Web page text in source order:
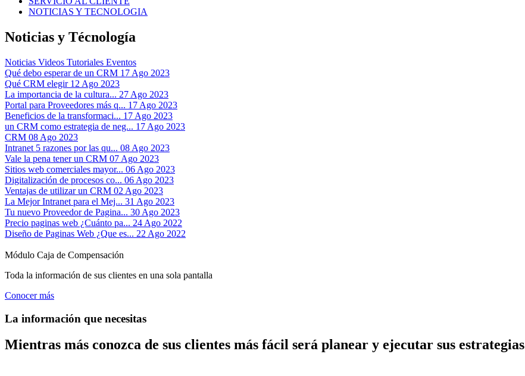
NOTICIAS Y TECNOLOGIA
Noticias y Técnología
Noticias Videos Tutoriales Eventos
Qué debo esperar de un CRM 17 Ago 2023
Qué CRM elegir 12 Ago 2023
La importancia de la cultura... 27 Ago 2023
Portal para Proveedores más q... 17 Ago 2023
Beneficios de la transformaci... 17 Ago 2023
un CRM como estrategia de neg... 17 Ago 2023
CRM 08 Ago 2023
Intranet 5 razones por las qu... 08 Ago 2023
Vale la pena tener un CRM 07 Ago 2023
Sitios web comerciales mayor... 06 Ago 2023
Digitalización de procesos co... 06 Ago 2023
Ventajas de utilizar un CRM 02 Ago 2023
La Mejor Intranet para el Mej... 31 Ago 2023
Tu nuevo Proveedor de Pagina... 30 Ago 2023
Precio paginas web ¿Cuánto pa... 24 Ago 2022
Diseño de Paginas Web ¿Que es... 22 Ago 2022
Módulo Caja de Compensación
Toda la información de sus clientes en una sola pantalla
Conocer más
La información que necesitas
Mientras más conozca de sus clientes más fácil será planear y ejecutar sus estrategias